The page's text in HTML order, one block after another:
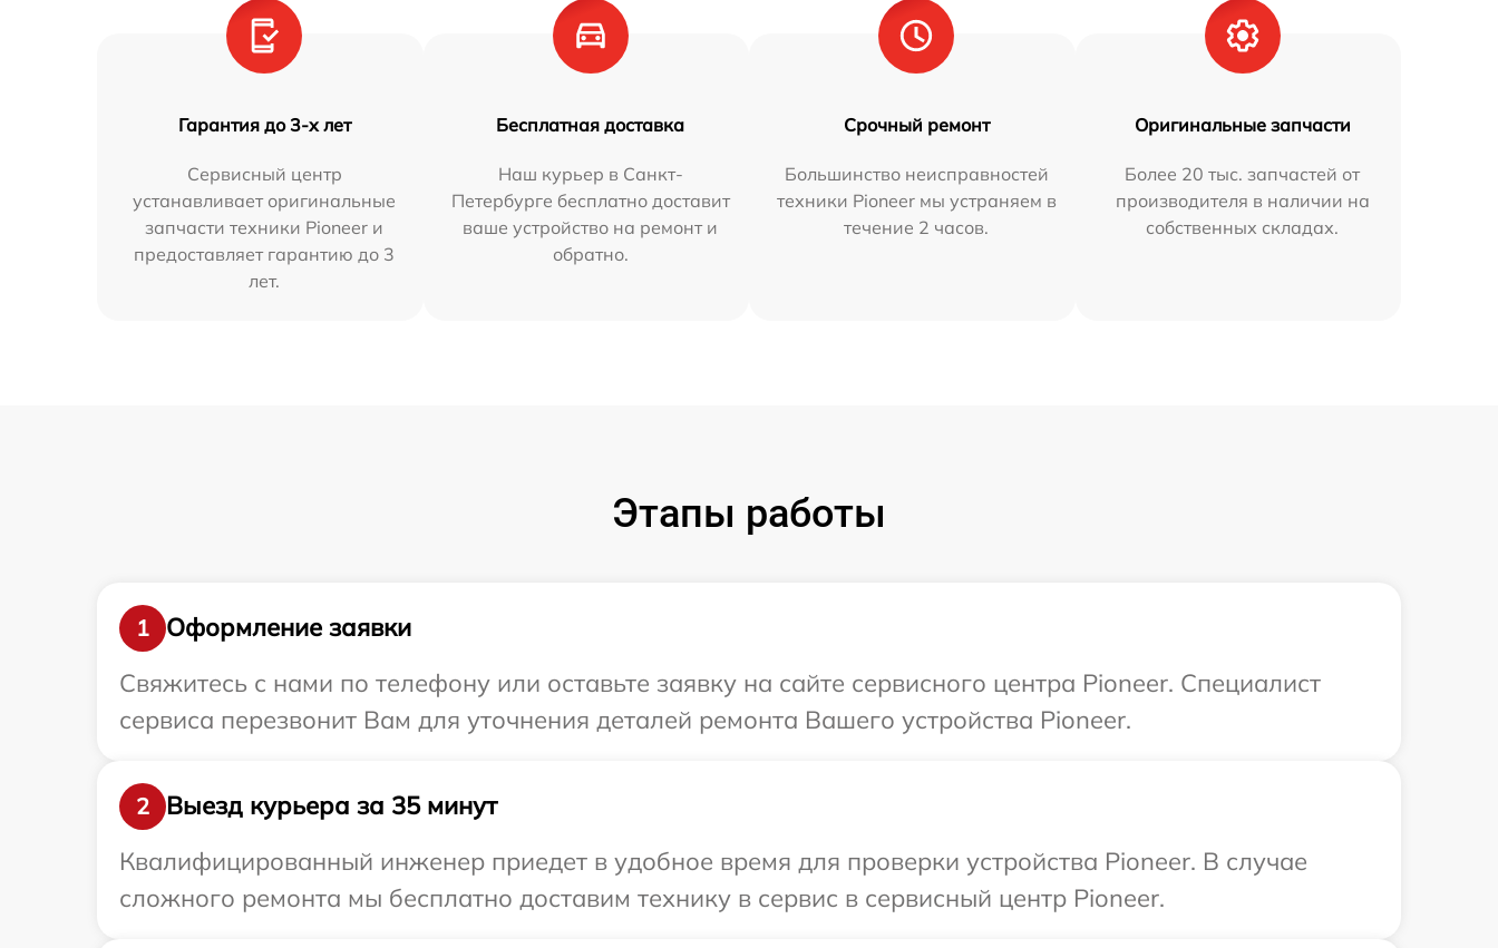
Гарантия до 3-х лет
Сервисный центр
устанавливает оригинальные
запчасти техники Pioneer и
предоставляет гарантию до 3
лет.
Бесплатная доставка
Наш курьер в Санкт-
Петербурге бесплатно доставит
ваше устройство на ремонт и
обратно.
Срочный ремонт
Большинство неисправностей
техники Pioneer мы устраняем в
течение 2 часов.
Оригинальные запчасти
Более 20 тыс. запчастей от
производителя в наличии на
собственных складах.
Этапы работы
1
Оформление заявки
Свяжитесь с нами по телефону или оставьте заявку на сайте сервисного центра Pioneer. Специалист
сервиса перезвонит Вам для уточнения деталей ремонта Вашего устройства Pioneer.
2
Выезд курьера за 35 минут
Квалифицированный инженер приедет в удобное время для проверки устройства Pioneer. В случае
сложного ремонта мы бесплатно доставим технику в сервис в сервисный центр Pioneer.